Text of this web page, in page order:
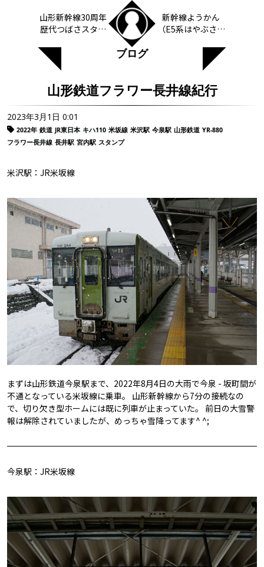
山形新幹線30周年
歴代つばさスタン
新幹線ようかん
（E5系はやぶさ・
ブログ
山形鉄道フラワー長井線紀行
2023年3月1日 0:01
2022年 鉄道 JR東日本 キハ110 米坂線 米沢駅 今泉駅 山形鉄道 YR-880
フラワー長井線 長井駅 宮内駅 スタンプ
米沢駅：JR米坂線
まずは山形鉄道今泉駅まで、2022年8月4日の大雨で今泉 - 坂町間が
不通となっている米坂線に乗車。 山形新幹線から7分の接続なの
で、切り欠き型ホームには既に列車が止まっていた。 前日の大雪警
報は解除されていましたが、めっちゃ雪降ってます^ ^;
今泉駅：JR米坂線